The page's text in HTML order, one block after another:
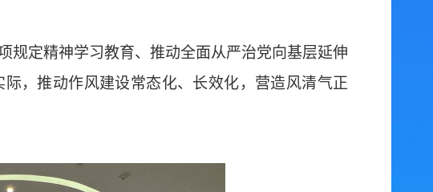
规定精神学习教育、推动全面从严治党向基层延伸
，推动作风建设常态化、长效化，营造风清气正